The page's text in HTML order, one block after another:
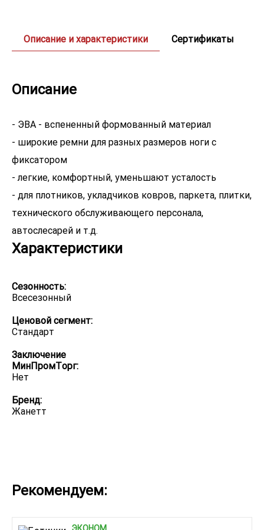
Описание и характеристики Сертификаты
Описание
- ЭВА - вспененный формованный материал
- широкие ремни для разных размеров ноги с
фиксатором
- легкие, комфортный, уменьшают усталость
- для плотников, укладчиков ковров, паркета, плитки,
технического обслуживающего персонала,
Характеристики
Сезонность:
Всесезонный
Ценовой сегмент:
Стандарт
Заключение
МинПромТорг:
Нет
Бренд:
Жанетт
Рекомендуем: